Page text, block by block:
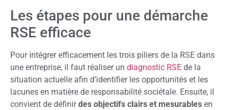
Les étapes pour une démarche
RSE efficace
Pour intégrer efficacement les trois piliers de la RSE dans
une entreprise, il faut réaliser un diagnostic RSE de la
situation actuelle afin d’identifier les opportunités et les
lacunes en matière de responsabilité sociétale. Ensuite, il
convient de définirdes objectifs clairs et mesurables en